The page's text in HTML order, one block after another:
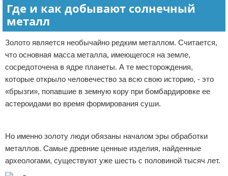
Где и как добывают солнечный
металл
Золото является необычайно редким металлом. Считается,
что основная масса металла, имеющегося на земле,
сосредоточена в ядре планеты. А те месторождения,
которые открыло человечество за всю свою историю, - это
«брызги», попавшие в земную кору при бомбардировке ее
астероидами во время формирования суши.
Но именно золоту люди обязаны началом эры обработки
металлов. Самые древние ценные изделия, найденные
археологами, существуют уже шесть с половиной тысяч лет.